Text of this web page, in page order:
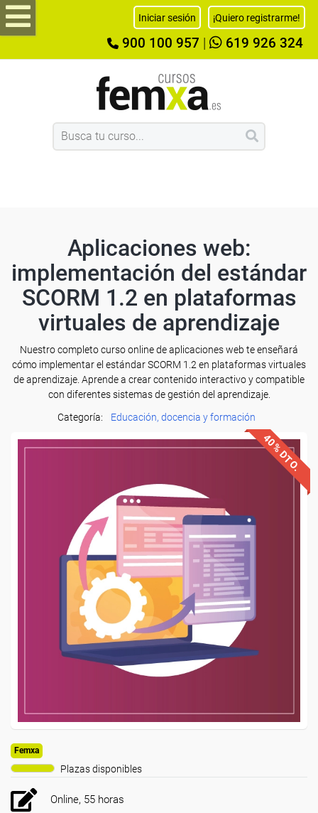
Iniciar sesión ¡Quiero registrarme!
900 100 957 619 926 324
Aplicaciones web:
implementación del estándar
SCORM 1.2 en plataformas
virtuales de aprendizaje
Nuestro completo curso online de aplicaciones web te enseñará
cómo implementar el estándar SCORM 1.2 en plataformas virtuales
de aprendizaje. Aprende a crear contenido interactivo y compatible
con diferentes sistemas de gestión del aprendizaje.
Categoría:
Educación, docencia y formación
40% DTO.
Femxa
Plazas disponibles
Online, 55 horas